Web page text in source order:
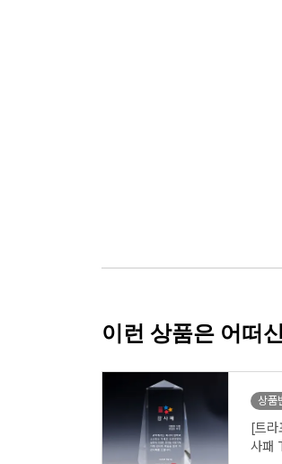
이런 상품은 어떠
상
[트라
사패